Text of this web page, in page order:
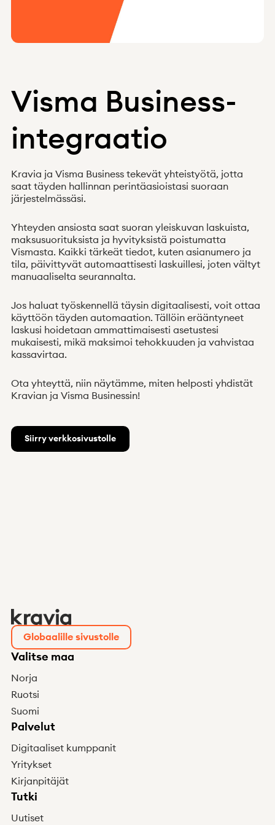
UutisetIntegraatiot
Ryhdy asiakkaaksiKirjaudu
Vastaanotettu vaatimus?
Visma Business-
integraatio
Kravia ja Visma Business tekevät yhteistyötä, jotta
saat täyden hallinnan perintäasioistasi suoraan
järjestelmässäsi.
Yhteyden ansiosta saat suoran yleiskuvan laskuista,
maksusuorituksista ja hyvityksistä poistumatta
Vismasta. Kaikki tärkeät tiedot, kuten asianumero ja
tila, päivittyvät automaattisesti laskuillesi, joten vältyt
manuaaliselta seurannalta.
Jos haluat työskennellä täysin digitaalisesti, voit ottaa
käyttöön täyden automaation. Tällöin erääntyneet
laskusi hoidetaan ammattimaisesti asetustesi
mukaisesti, mikä maksimoi tehokkuuden ja vahvistaa
kassavirtaa.
Ota yhteyttä, niin näytämme, miten helposti yhdistät
Kravian ja Visma Businessin!
Siirry verkkosivustolle
Globaalille sivustolle
Valitse maa
Norja
Ruotsi
Suomi
Palvelut
Digitaaliset kumppanit
Yritykset
Kirjanpitäjät
Tutki
Uutiset